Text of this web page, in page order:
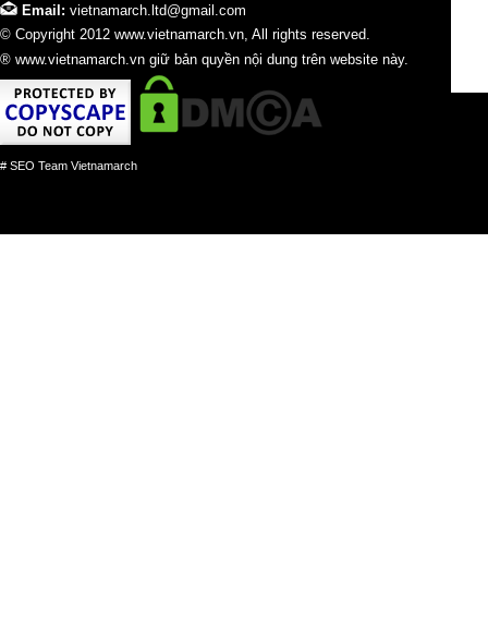
Email: vietnamarch.ltd@gmail.com
© Copyright 2012 www.vietnamarch.vn, All rights reserved.
® www.vietnamarch.vn giữ bản quyền nội dung trên website này.
# SEO Team Vietnamarch